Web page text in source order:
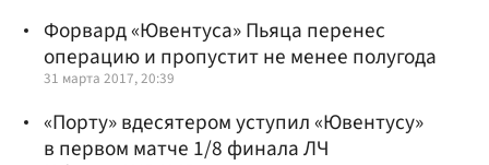
Форвард «Ювентуса» Пьяца перенес
операцию и пропустит не менее полугода
31 марта 2017, 20:39
«Порту» вдесятером уступил «Ювентусу»
в первом матче 1/8 финала ЛЧ